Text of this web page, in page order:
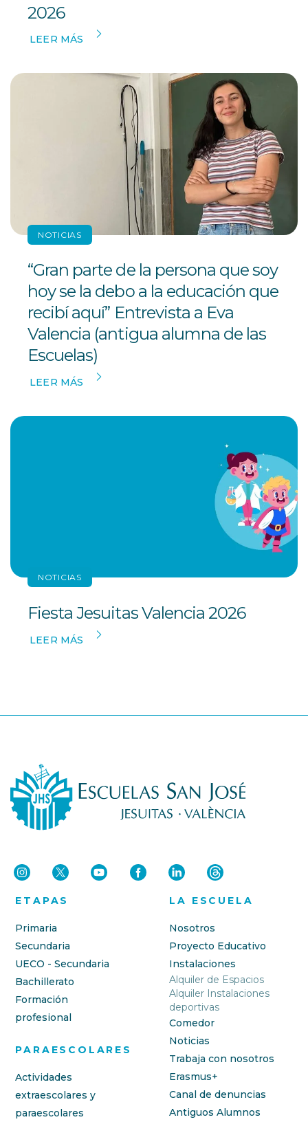
2026
LEER MÁS
NOTICIAS
“Gran parte de la persona que soy
hoy se la debo a la educación que
recibí aquí” Entrevista a Eva
Valencia (antigua alumna de las
Escuelas)
LEER MÁS
NOTICIAS
Fiesta Jesuitas Valencia 2026
LEER MÁS
ETAPAS
Primaria
Secundaria
UECO - Secundaria
Bachillerato
Formación
profesional
PARAESCOLARES
Actividades
extraescolares y
paraescolares
LA ESCUELA
Nosotros
Proyecto Educativo
Instalaciones
Alquiler de Espacios
Alquiler Instalaciones
deportivas
Comedor
Noticias
Trabaja con nosotros
Erasmus+
Canal de denuncias
Antiguos Alumnos